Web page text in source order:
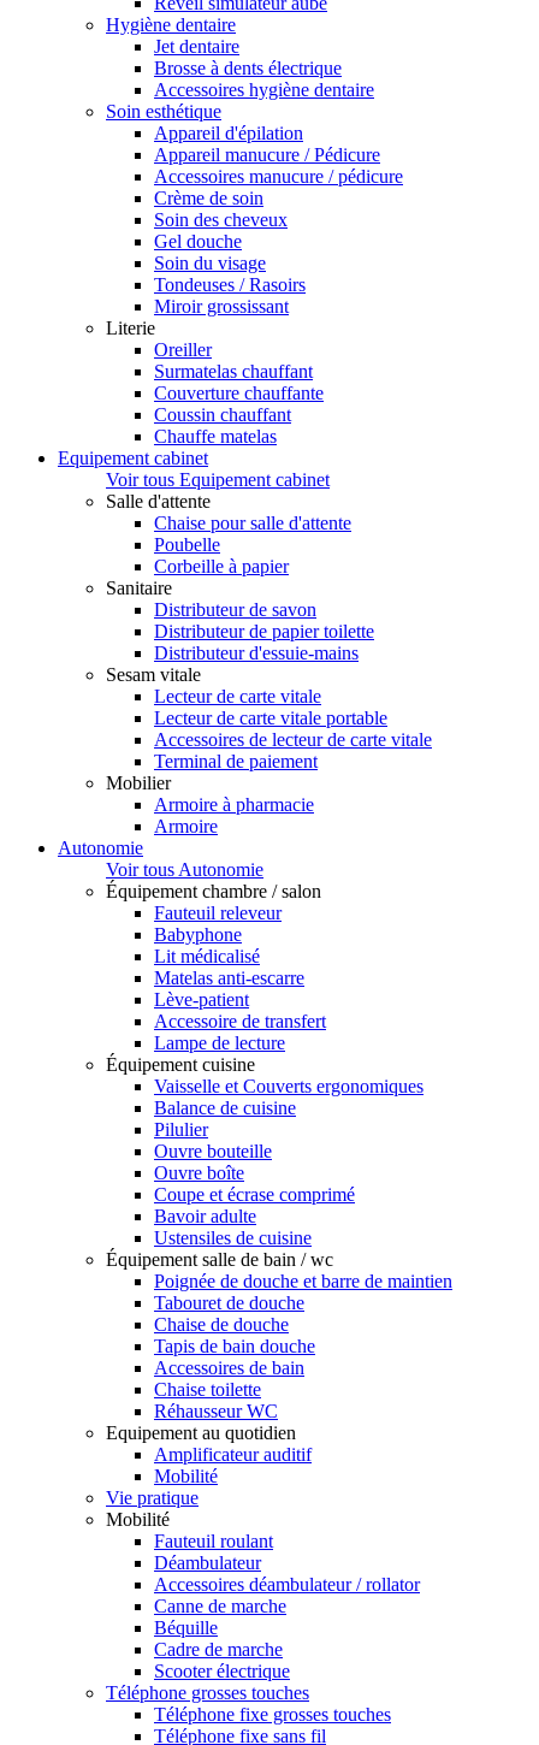
Hygiène dentaire
Jet dentaire
Brosse à dents électrique
Accessoires hygiène dentaire
Soin esthétique
Appareil d'épilation
Appareil manucure / Pédicure
Accessoires manucure / pédicure
Crème de soin
Soin des cheveux
Gel douche
Soin du visage
Tondeuses / Rasoirs
Miroir grossissant
Literie
Oreiller
Surmatelas chauffant
Couverture chauffante
Coussin chauffant
Chauffe matelas
Equipement cabinet
Voir tous Equipement cabinet
Salle d'attente
Chaise pour salle d'attente
Poubelle
Corbeille à papier
Sanitaire
Distributeur de savon
Distributeur de papier toilette
Distributeur d'essuie-mains
Sesam vitale
Lecteur de carte vitale
Lecteur de carte vitale portable
Accessoires de lecteur de carte vitale
Terminal de paiement
Mobilier
Armoire à pharmacie
Armoire
Autonomie
Voir tous Autonomie
Équipement chambre / salon
Fauteuil releveur
Babyphone
Lit médicalisé
Matelas anti-escarre
Lève-patient
Accessoire de transfert
Lampe de lecture
Équipement cuisine
Vaisselle et Couverts ergonomiques
Balance de cuisine
Pilulier
Ouvre bouteille
Ouvre boîte
Coupe et écrase comprimé
Bavoir adulte
Ustensiles de cuisine
Équipement salle de bain / wc
Poignée de douche et barre de maintien
Tabouret de douche
Chaise de douche
Tapis de bain douche
Accessoires de bain
Chaise toilette
Réhausseur WC
Equipement au quotidien
Amplificateur auditif
Mobilité
Vie pratique
Mobilité
Fauteuil roulant
Déambulateur
Accessoires déambulateur / rollator
Canne de marche
Béquille
Cadre de marche
Scooter électrique
Téléphone grosses touches
Téléphone fixe grosses touches
Téléphone fixe sans fil